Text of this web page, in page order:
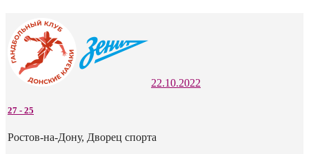
22.10.2022
27 - 25
Ростов-на-Дону, Дворец спорта